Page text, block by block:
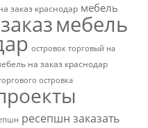
заказ краснодар мебель
мебель
островок торговый на
на заказ краснодар
островка
ресепшн заказать